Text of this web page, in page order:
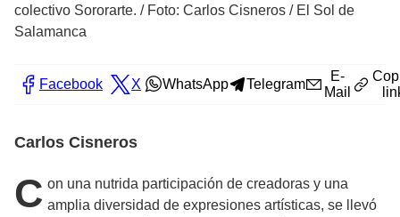
colectivo Sororarte. / Foto: Carlos Cisneros / El Sol de
Salamanca
Facebook X WhatsApp Telegram
E-
Mail
Carlos Cisneros
C on una nutrida participación de creadoras y una
amplia diversidad de expresiones artísticas, se llevó